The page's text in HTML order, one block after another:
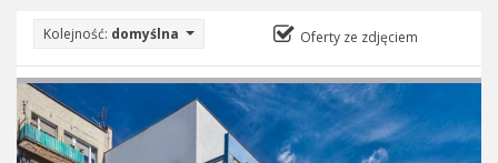
Kolejność: domyślna Oferty ze zdjęciem